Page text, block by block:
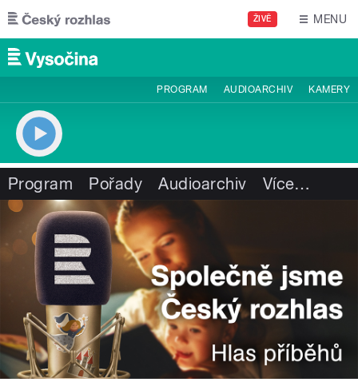
Přejít k hlavnímu obsahu
ŽIVĚ MENU
PROGRAM AUDIOARCHIV KAMERY
Program Pořady Audioarchiv Více…